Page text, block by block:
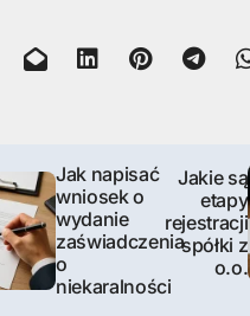
Jak napisać
wniosek o
wydanie
zaświadczenia
o
niekaralności
Jakie są
etapy
rejestracji
spółki z
o.o.